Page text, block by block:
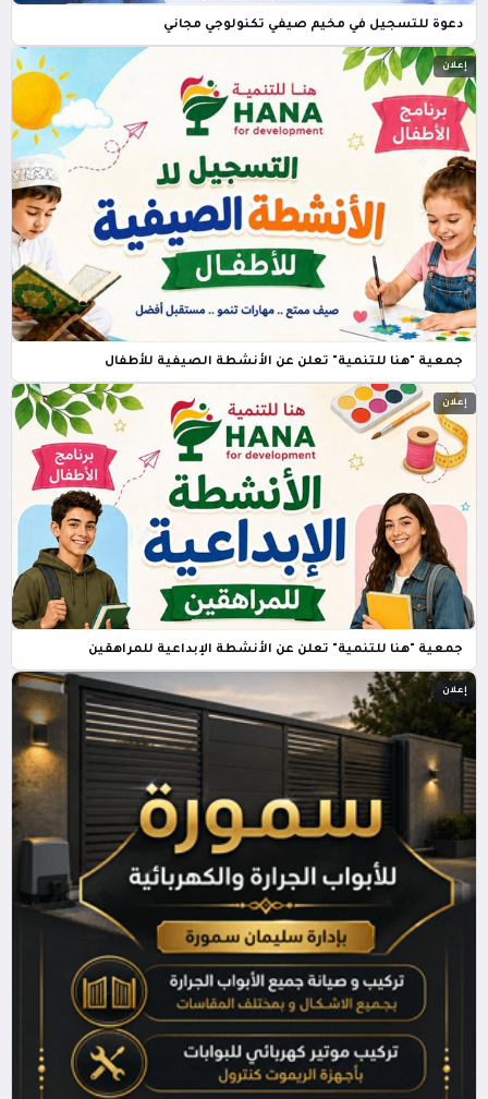
دعوة للتسجيل في مخيم صيفي تكنولوجي مجاني
إعلان
جمعية "هنا للتنمية" تعلن عن الأنشطة الصيفية للأطفال
إعلان
جمعية "هنا للتنمية" تعلن عن الأنشطة الإبداعية للمراهقين
إعلان